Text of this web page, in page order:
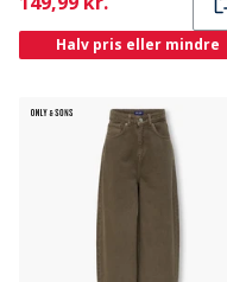
Halv pris eller mindre